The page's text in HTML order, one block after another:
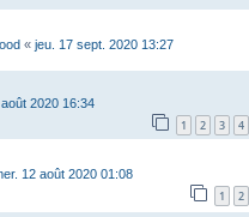
« jeu. 17 sept. 2020 13:27
2020 16:34
1 2 3 4
12 août 2020 01:08
1 2